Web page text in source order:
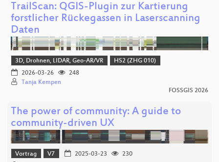
TrailScan: QGIS-Plugin zur Kartierung
forstlicher Rückegassen in Laserscanning
Daten
3D, Drohnen, LIDAR, Geo-AR/VR
HS2 (ZHG 010)
2026-03-26
248
Tanja Kempen
FOSSGIS 2026
The power of community: A guide to
community-driven UX
Vortrag V7 2025-03-23
230